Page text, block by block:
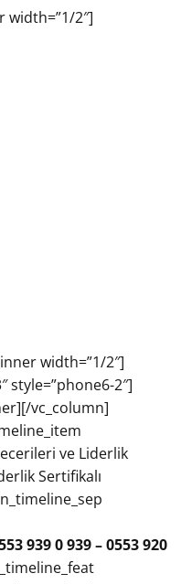
width=”1/2″]
width=”1/2″]
style=”phone6-2″]
vc_column]
ve Liderlik
Sertifikalı
939 0 939 – 0553 920